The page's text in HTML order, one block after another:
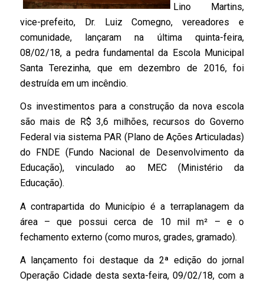
Lino Martins,
vice-prefeito, Dr. Luiz Comegno, vereadores e
comunidade, lançaram na última quinta-feira,
08/02/18, a pedra fundamental da Escola Municipal
Santa Terezinha, que em dezembro de 2016, foi
destruída em um incêndio.
Os investimentos para a construção da nova escola
são mais de R$ 3,6 milhões, recursos do Governo
Federal via sistema PAR (Plano de Ações Articuladas)
do FNDE (Fundo Nacional de Desenvolvimento da
Educação), vinculado ao MEC (Ministério da
Educação).
A contrapartida do Município é a terraplanagem da
área – que possui cerca de 10 mil m² – e o
fechamento externo (como muros, grades, gramado).
A lançamento foi destaque da 2ª edição do jornal
Operação Cidade desta sexta-feira, 09/02/18, com a